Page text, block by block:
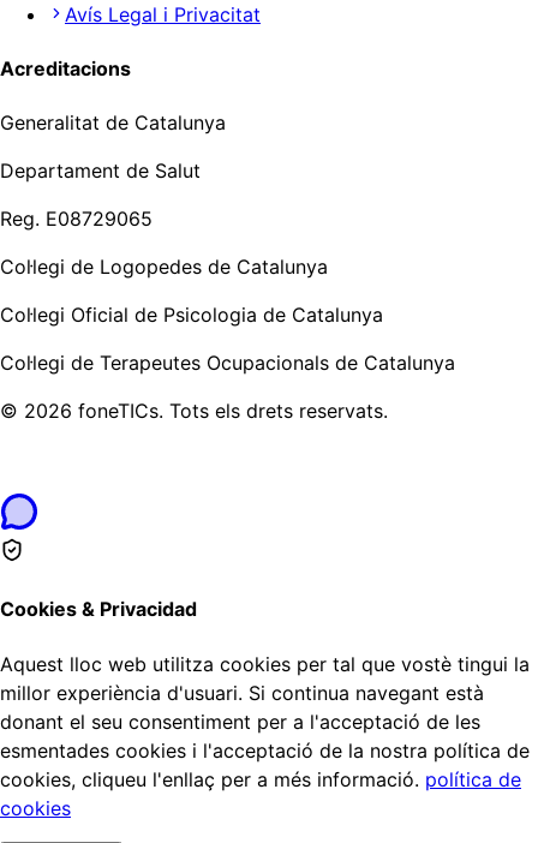
Avís Legal i Privacitat
Acreditacions
Generalitat de Catalunya
Departament de Salut
Reg. E08729065
Col·legi de Logopedes de Catalunya
Col·legi Oficial de Psicologia de Catalunya
Col·legi de Terapeutes Ocupacionals de Catalunya
© 2026 foneTICs. Tots els drets reservats.
Cookies & Privacidad
Aquest lloc web utilitza cookies per tal que vostè tingui la
millor experiència d'usuari. Si continua navegant està
donant el seu consentiment per a l'acceptació de les
esmentades cookies i l'acceptació de la nostra política de
cookies, cliqueu l'enllaç per a més informació. política de
cookies